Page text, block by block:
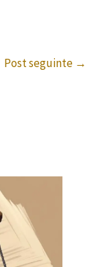
Post seguinte →